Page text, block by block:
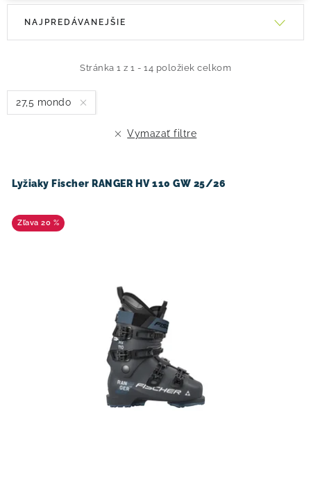
V
s
p
u
t
Stránka 1 z 1 - 14 položiek celkom
R
n
i
o
u
NAJPREDÁVANEJŠIE
27,5 mondo
Vymazať filtre
Lyžiaky Fischer RANGER HV 110 GW 25/26
20 %